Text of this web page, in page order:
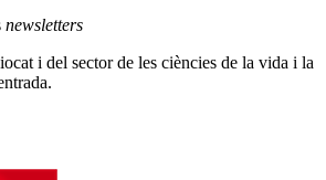
newsletters
i del sector de les ciències de la vida i la